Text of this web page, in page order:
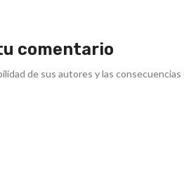
comentario
de sus autores y las